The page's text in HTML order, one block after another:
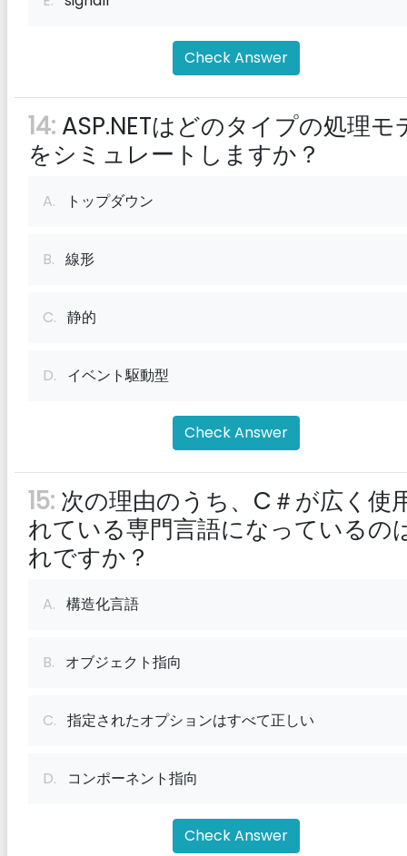
Check Answer
14: ASP.NETはどのタイプの処理モ
をシミュレートしますか？
A. トップダウン
B. 線形
C. 静的
D. イベント駆動型
Check Answer
15: 次の理由のうち、C＃が広く使
れている専門言語になっているの
れですか？
A. 構造化言語
B. オブジェクト指向
C. 指定されたオプションはすべて正しい
D. コンポーネント指向
Check Answer